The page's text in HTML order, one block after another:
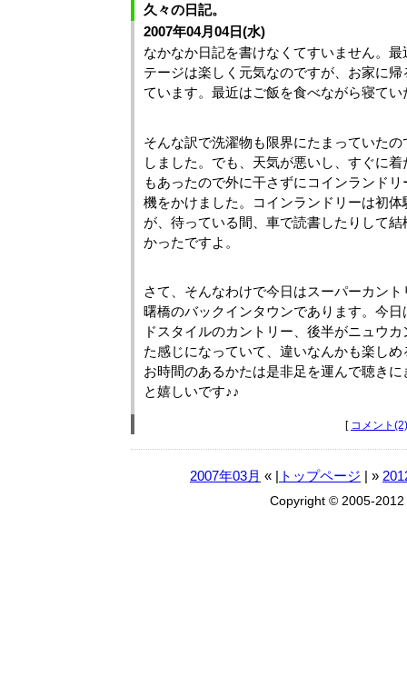
久々の日記。
2007年04月04日(水)
なかなか日記を書けなくてすいません。
テージは楽しく元気なのですが、お家に
ています。最近はご飯を食べながら寝てい
そんな訳で洗濯物も限界にたまっていた
しました。でも、天気が悪いし、すぐに
もあったので外に干さずにコインランド
機をかけました。コインランドリーは初
が、待っている間、車で読書したりして
かったですよ。
さて、そんなわけで今日はスーパーカン
曙橋のバックインタウンであります。今
ドスタイルのカントリー、後半がニュウ
た感じになっていて、違いなんかも楽し
お時間のあるかたは是非足を運んで聴き
と嬉しいです♪♪
[ コメント(2)
2007年03月 « | トップページ | »
Copyright © 2005-2012